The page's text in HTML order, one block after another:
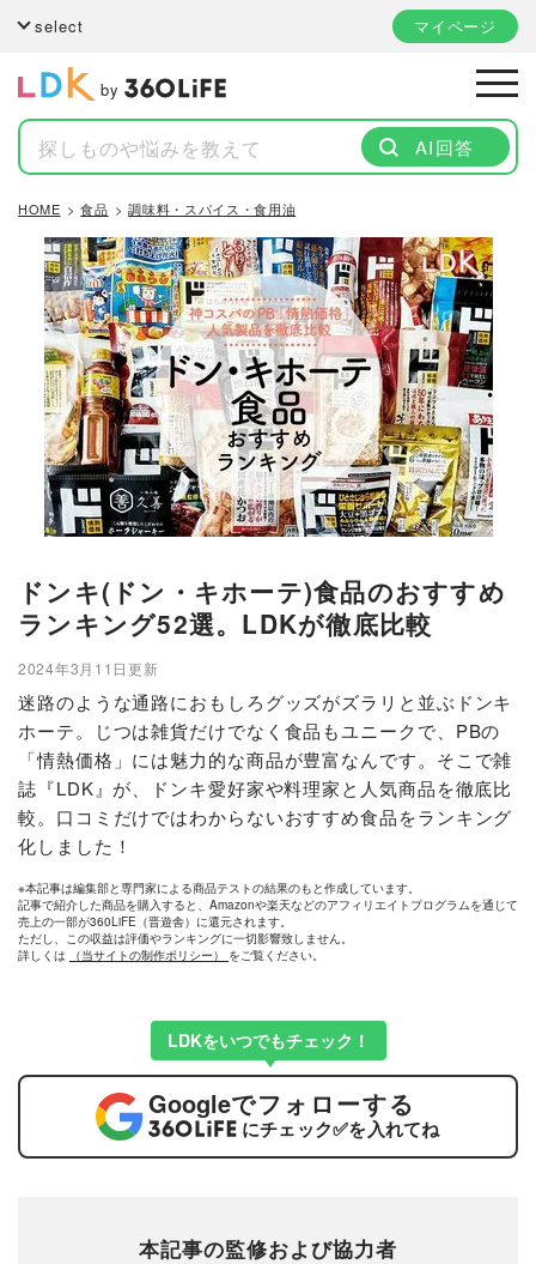
select マイページ
by
AI回答
HOME 食品 調味料・スパイス・食用油
ドンキ(ドン・キホーテ)食品のおすすめ
ランキング52選。LDKが徹底比較
2024年3月11日更新
迷路のような通路におもしろグッズがズラリと並ぶドンキ
ホーテ。じつは雑貨だけでなく食品もユニークで、PBの
「情熱価格」には魅力的な商品が豊富なんです。そこで雑
誌『LDK』が、ドンキ愛好家や料理家と人気商品を徹底比
較。口コミだけではわからないおすすめ食品をランキング
化しました！
※本記事は編集部と専門家による商品テストの結果のもと作成しています。
記事で紹介した商品を購入すると、Amazonや楽天などのアフィリエイトプログラムを通じて
売上の一部が360LiFE（晋遊舎）に還元されます。
ただし、この収益は評価やランキングに一切影響致しません。
詳しくは
（当サイトの制作ポリシー） をご覧ください。
LDKをいつでもチェック！
Googleでフォローする
にチェック✅を入れてね
本記事の監修および協力者